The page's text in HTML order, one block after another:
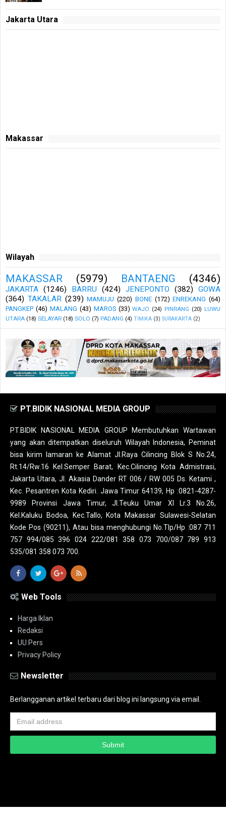
Jakarta Utara
Makassar
Wilayah
MAKASSAR (5979) BANTAENG (4346)
JAKARTA (1246) BARRU (424) JENEPONTO (382)
GOWA
(364) TAKALAR (239) MAMUJU (220) BONE (172) ENREKANG (64)
PANGKEP (46) MALANG (43) MAROS (33) WAJO (24) PINRANG (20) LUWU
UTARA (18) SELAYAR (18) SOLO (7) PADANG (4) TIMIKA (3) SURAKARTA (2)
PT.BIDIK NASIONAL MEDIA GROUP
PT.BIDIK NASIONAL MEDIA GROUP Membutuhkan Wartawan
yang akan ditempatkan diseluruh Wilayah Indonesia, Peminat
bisa kirim lamaran ke Alamat Jl.Raya Cilincing Blok S No.24,
Rt.14/Rw.16 Kel.Semper Barat, Kec.Cilincing Kota Admistrasi,
Jakarta Utara, Jl. Akasia Dander RT 006 / RW 005 Ds. Ketami ,
Kec. Pesantren Kota Kediri. Jawa Timur 64139, Hp :0821-4287-
9989 Provinsi Jawa Timur, Jl.Teuku Umar XI Lr.3 No.26,
Kel.Kaluku Bodoa, Kec.Tallo, Kota Makassar Sulawesi-Selatan
Kode Pos (90211), Atau bisa menghubungi No.Tlp/Hp :087 711
757 994/085 396 024 222/081 358 073 700/087 789 913
535/081 358 073 700.
Web Tools
Harga Iklan
Redaksi
UU Pers
Privacy Policy
Newsletter
Berlangganan artikel terbaru dari blog ini langsung via email.